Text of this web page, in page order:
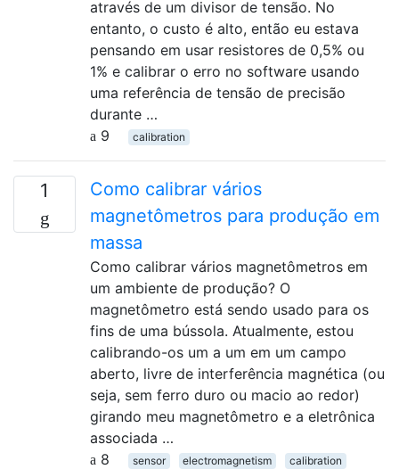
através de um divisor de tensão. No
entanto, o custo é alto, então eu estava
pensando em usar resistores de 0,5% ou
1% e calibrar o erro no software usando
uma referência de tensão de precisão
durante …
9
calibration
1
Como calibrar vários
magnetômetros para produção em
massa
Como calibrar vários magnetômetros em
um ambiente de produção? O
magnetômetro está sendo usado para os
fins de uma bússola. Atualmente, estou
calibrando-os um a um em um campo
aberto, livre de interferência magnética (ou
seja, sem ferro duro ou macio ao redor)
girando meu magnetômetro e a eletrônica
associada …
8
sensor electromagnetism calibration